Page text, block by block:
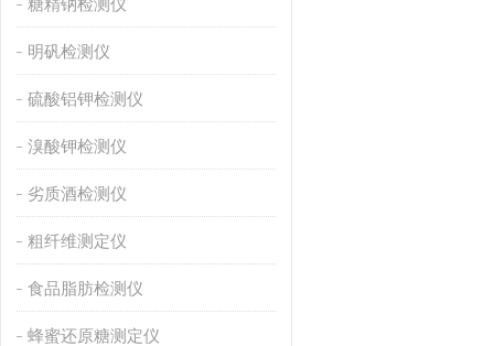
糖精钠检测仪
明矾检测仪
硫酸铝钾检测仪
溴酸钾检测仪
劣质酒检测仪
粗纤维测定仪
食品脂肪检测仪
蜂蜜还原糖测定仪